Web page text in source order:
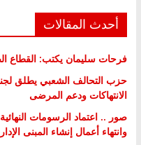
أحدث المقالات
فرحات سليمان يكتب: القطاع
حزب التحالف الشعبي يطلق
الانتهاكات ودعم المرضى
صور .. اعتماد الرسومات
وانتهاء أعمال إنشاء المبنى